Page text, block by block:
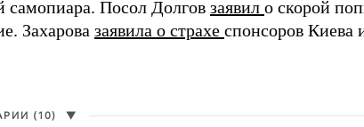
самопиара. Посол Долгов заявил о скорой
Захарова заявила о страхе спонсоров Киева
(10) ▼